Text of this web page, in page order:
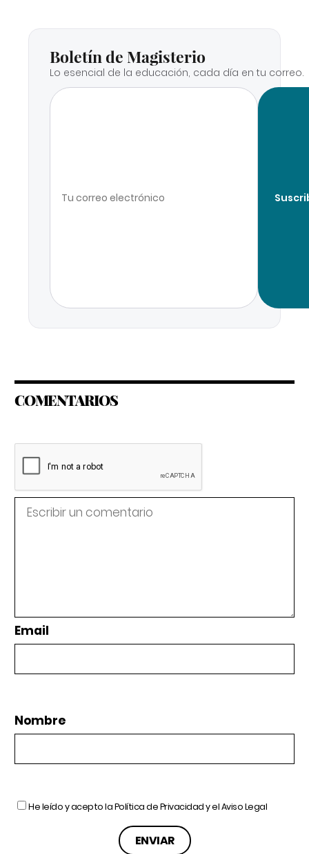
Boletín de Magisterio
Lo esencial de la educación, cada día en tu correo.
COMENTARIOS
Email
Nombre
He leído y acepto laPolítica de Privacidady elAviso Legal